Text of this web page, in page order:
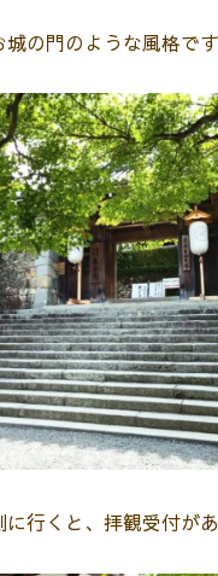
の門のような風格です
行くと、拝観受付があ